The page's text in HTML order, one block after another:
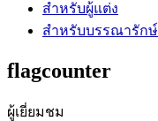
สำหรับผู้แต่ง
สำหรับบรรณารักษ์
flagcounter
ผู้เยี่ยมชม